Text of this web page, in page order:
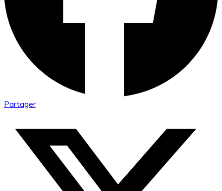
Partager